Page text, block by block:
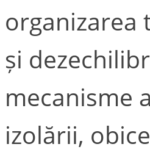
organizarea
și
mecanisme
izolării,